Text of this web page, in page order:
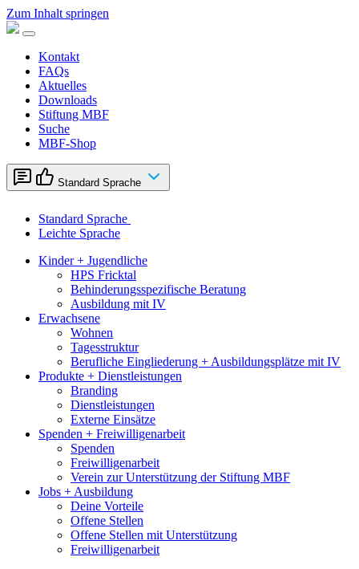
Zum Inhalt springen
Kontakt
FAQs
Aktuelles
Downloads
Stiftung MBF
Suche
MBF-Shop
Standard Sprache
Standard Sprache
Leichte Sprache
Kinder + Jugendliche
HPS Fricktal
Behinderungsspezifische Beratung
Ausbildung mit IV
Erwachsene
Wohnen
Tagesstruktur
Berufliche Eingliederung + Ausbildungsplätze mit IV
Produkte + Dienstleistungen
Branding
Dienstleistungen
Externe Einsätze
Spenden + Freiwilligenarbeit
Spenden
Freiwilligenarbeit
Verein zur Unterstützung der Stiftung MBF
Jobs + Ausbildung
Deine Vorteile
Offene Stellen
Offene Stellen mit Unterstützung
Freiwilligenarbeit